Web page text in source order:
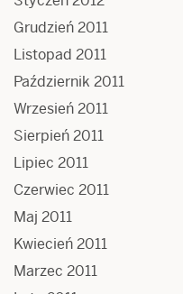
Grudzień 2011
Listopad 2011
Październik 2011
Wrzesień 2011
Sierpień 2011
Lipiec 2011
Czerwiec 2011
Maj 2011
Kwiecień 2011
Marzec 2011